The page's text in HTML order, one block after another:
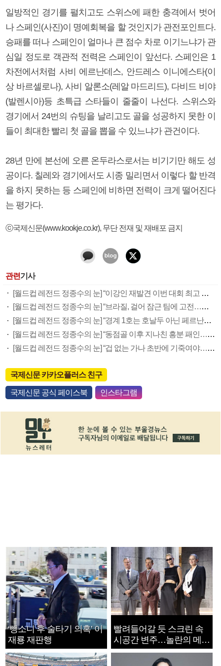
일방적인 경기를 펼치고도 스위스에 패한 충격에서 벗어
나 스페인(사진)이 명예회복을 할 것인지가 관전포인트다.
승패를 떠나 스페인이 얼마나 큰 점수 차로 이기느냐가 관
심일 정도로 객관적 전력은 스페인이 앞선다. 스페인은 1
차전에서처럼 사비 에르난데스, 안드레스 이니에스타(이
상 바르셀로나), 사비 알론소(레알 마드리드), 다비드 비야
(발렌시아)등 초특급 스타들이 줄줄이 나선다. 스위스와
경기에서 24번의 슈팅을 날리고도 골을 성공하지 못한 이
들이 최대한 빨리 첫 골을 뽑을 수 있느냐가 관건이다.
28년 만에 본선에 오른 온두라스로서는 비기기만 해도 성
공이다. 칠레와 경기에서도 시종 밀리면서 이렇다 할 반격
을 하지 못하는 등 스페인에 비하면 전력이 크게 떨어진다
는 평가다.
ⓒ국제신문(www.kookje.co.kr), 무단 전재 및 재배포 금지
관련기사
[월드컵 레전드 정종수의 눈] “이강인 재발견 이번 대회 최고 수확”
[월드컵 레전드 정종수의 눈] “브라질, 걸어 잠근 팀에 고전…역습 노리면 승산 있다”
[월드컵 레전드 정종수의 눈] “경계 1호는 호날두 아닌 페르난데스…중원 잡아야 승산 ”
[월드컵 레전드 정종수의 눈] “동점골 이후 지나친 흥분 패인…역습 한방에 너무 쉽게 무너져”
[월드컵 레전드 정종수의 눈] “겁 없는 가나 초반에 기죽여야…공격수 ‘골 욕심’ 내라”
국제신문 카카오플러스 친구
국제신문 공식 페이스북 인스타그램
‘뺑소니 후 술타기 의혹’ 이
재룡 재판행
빨려들어갈 듯 스크린 속
시공간 변주…놀란의 메시
지는 ‘전쟁 속죄’